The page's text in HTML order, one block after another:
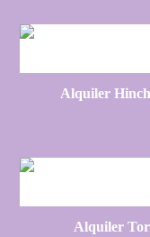
Alquiler
Alquiler